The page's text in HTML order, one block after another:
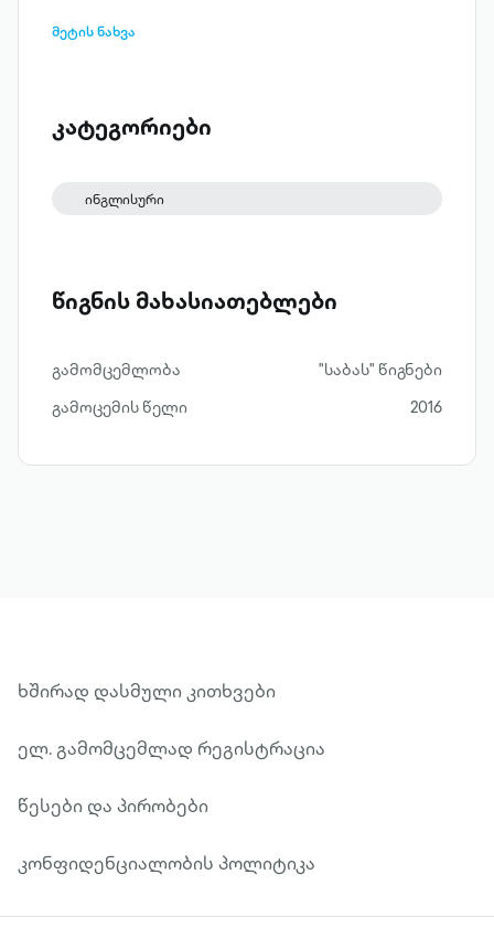
supernatural).
მეტის ნახვა
კატეგორიები
ინგლისური
წიგნის მახასიათებლები
გამომცემლობა
"საბას" წიგნები
გამოცემის წელი
2016
ხშირად დასმული კითხვები
ელ. გამომცემლად რეგისტრაცია
წესები და პირობები
კონფიდენციალობის პოლიტიკა